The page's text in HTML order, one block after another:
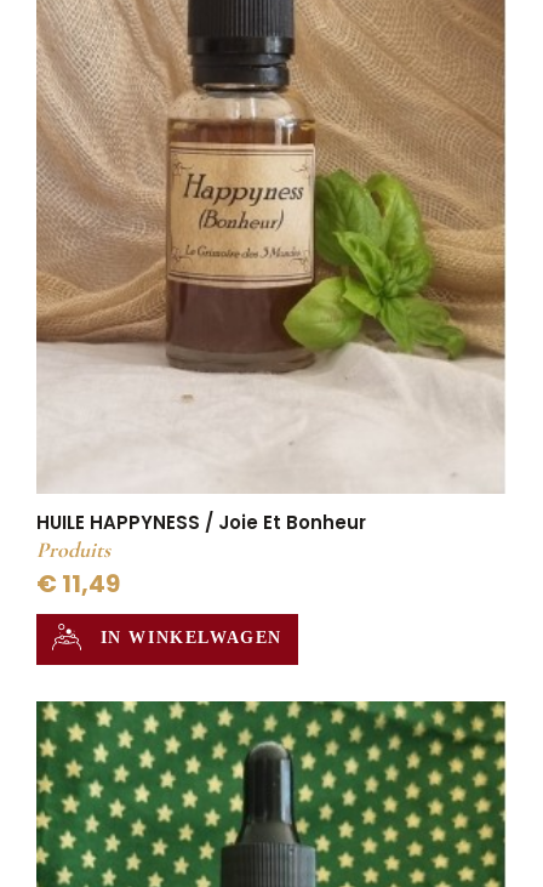
HUILE HAPPYNESS / Joie Et Bonheur
Produits
€ 11,49
IN WINKELWAGEN